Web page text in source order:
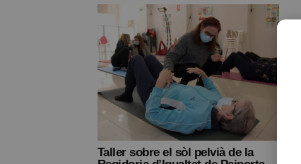
Taller sobre el sòl pelvià de la